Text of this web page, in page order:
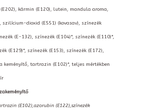
kármin (E120), lutein, mandula aroma,
szilícium-dioxid (E551) (kovasav), színezék
(E-132), színezék (E104)*, színezék (E110)*,
(E129)*, színezék (E153), színezék (E172),
keményítő, tartrazin (E102)*, teljes mértékben
(E102),azorubin (E122),színezék